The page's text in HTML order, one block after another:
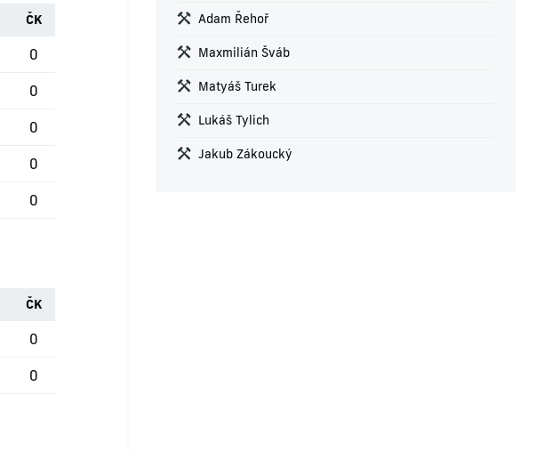
ČK
0
0
0
0
0
ČK
0
0
Adam Řehoř
Maxmilián Šváb
Matyáš Turek
Lukáš Tylich
Jakub Zákoucký